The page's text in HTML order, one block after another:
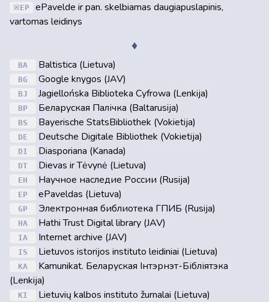
EP
ePavelde ir pan. skelbiamas daugiapuslapinis,
vartomas leidinys
♦
BA Baltistica (Lietuva)
BG Google knygos (JAV)
BJ Jagiellońska Biblioteka Cyfrowa (Lenkija)
BP Беларуская Палічка (Baltarusija)
BS Bayerische StatsBibliothek (Vokietija)
DE Deutsche Digitale Bibliothek (Vokietija)
DI Diasporiana (Kanada)
DT Dievas ir Tėvynė (Lietuva)
EH Научное наследие России (Rusija)
EP ePaveldas (Lietuva)
GP Электронная библиотека ГПИБ (Rusija)
HA Hathi Trust Digital library (JAV)
IA Internet archive (JAV)
IS Lietuvos istorijos instituto leidiniai (Lietuva)
KA
Kamunikat. Беларуская Інтэрнэт-Бібліятэка
(Lenkija)
KI Lietuvių kalbos instituto žurnalai (Lietuva)